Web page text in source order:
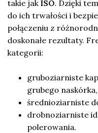
takie jak ISO. Dzięki
do ich trwałości i
połączeniu z
doskonałe rezultaty.
kategorii:
gruboziarniste
grubego naskórka,
średnioziarniste
drobnoziarniste
polerowania.